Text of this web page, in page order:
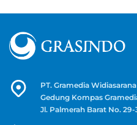
PT. Gramedia
Gedung Kompas
Jl. Palmerah Barat No. 29-